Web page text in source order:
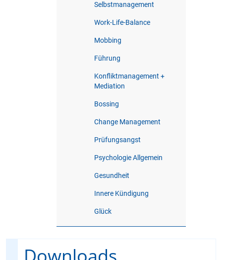
Selbstmanagement
Work-Life-Balance
Mobbing
Führung
Konfliktmanagement +
Mediation
Bossing
Change Management
Prüfungsangst
Psychologie Allgemein
Gesundheit
Innere Kündigung
Glück